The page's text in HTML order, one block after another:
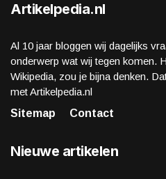
Artikelpedia.nl
Al 10 jaar bloggen wij dagelijks
onderwerp wat wij tegen komen.
Wikipedia, zou je bijna denken.
met Artikelpedia.nl
Sitemap
Contact
Nieuwe artikelen